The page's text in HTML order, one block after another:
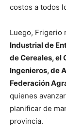
costos a todos
Luego, Frigerio
Industrial de
de Cereales, el
Ingenieros, de
Federación
quienes
planificar de
provincia.